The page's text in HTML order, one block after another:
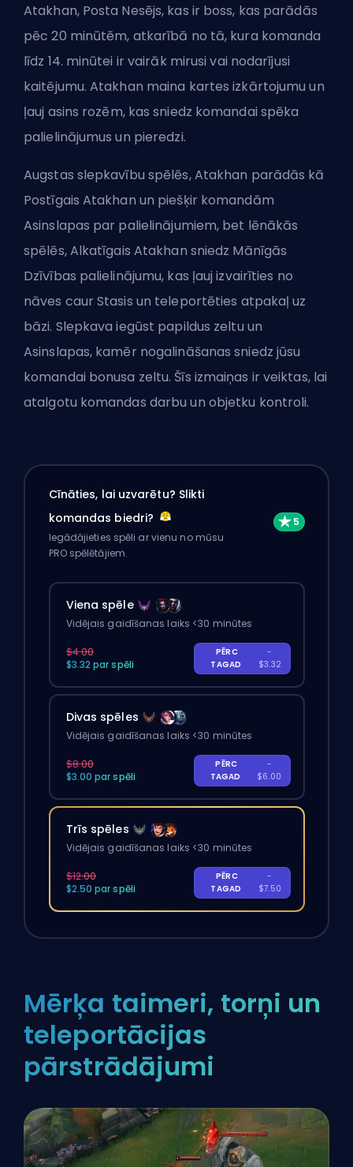
Atakhan, Posta Nesējs, kas ir boss, kas parādās
pēc 20 minūtēm, atkarībā no tā, kura komanda
līdz 14. minūtei ir vairāk mirusi vai nodarījusi
kaitējumu. Atakhan maina kartes izkārtojumu un
ļauj asins rozēm, kas sniedz komandai spēka
palielinājumus un pieredzi.
Augstas slepkavību spēlēs, Atakhan parādās kā
Postīgais Atakhan un piešķir komandām
Asinslapas par palielinājumiem, bet lēnākās
spēlēs, Alkatīgais Atakhan sniedz Mānīgās
Dzīvības palielinājumu, kas ļauj izvairīties no
nāves caur Stasis un teleportēties atpakaļ uz
bāzi. Slepkava iegūst papildus zeltu un
Asinslapas, kamēr nogalināšanas sniedz jūsu
komandai bonusa zeltu. Šīs izmaiņas ir veiktas, lai
atalgotu komandas darbu un objetku kontroli.
Cīnāties, lai uzvarētu? Slikti
komandas biedri?
Iegādājieties spēli ar vienu no mūsu
PRO spēlētājiem.
Viena spēle
Vidējais gaidīšanas laiks <30 minūtes
$4.00
$3.32 par spēli
PĒRC
TAGAD
-
$3.32
Divas spēles
Vidējais gaidīšanas laiks <30 minūtes
$8.00
$3.00 par spēli
PĒRC
TAGAD
-
$6.00
Trīs spēles
Vidējais gaidīšanas laiks <30 minūtes
$12.00
$2.50 par spēli
PĒRC
TAGAD
-
$7.50
Mērķa taimeri, torņi un
teleportācijas
pārstrādājumi